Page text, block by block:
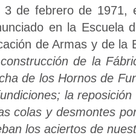
3 de febrero de 1971,
en la Escuela
de Armas y de la
de la
de los Hornos de
la
colas y desmontes
los aciertos de